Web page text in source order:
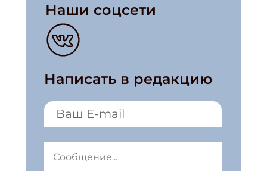
Наши соцсети
Написать в редакцию